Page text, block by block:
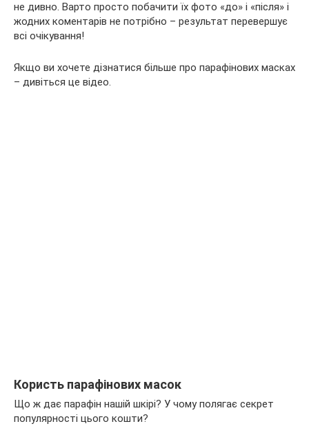
не дивно. Варто просто побачити їх фото «до» і «після» і
жодних коментарів не потрібно – результат перевершує
всі очікування!
Якщо ви хочете дізнатися більше про парафінових масках
– дивіться це відео.
Користь парафінових масок
Що ж дає парафін нашій шкірі? У чому полягає секрет
популярності цього кошти?